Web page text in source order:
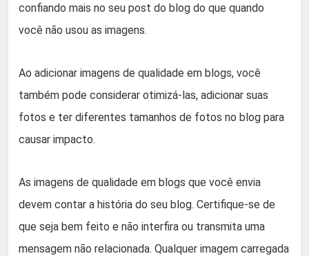
confiando mais no seu post do blog do que quando
você não usou as imagens.
Ao adicionar imagens de qualidade em blogs, você
também pode considerar otimizá-las, adicionar suas
fotos e ter diferentes tamanhos de fotos no blog para
causar impacto.
As imagens de qualidade em blogs que você envia
devem contar a história do seu blog. Certifique-se de
que seja bem feito e não interfira ou transmita uma
mensagem não relacionada. Qualquer imagem carregada